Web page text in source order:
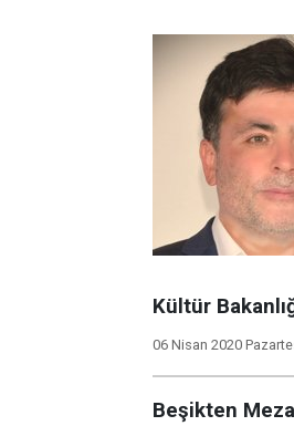
Kültür
06 Nisan 2020
Beşikten